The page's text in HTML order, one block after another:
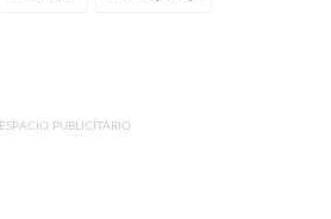
ESPACIO PUBLICITARIO